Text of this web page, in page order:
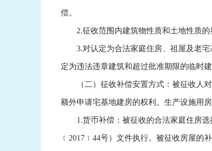
偿。
2.征收范围内建筑物性质和土地性质的
3.对认定为合法家庭住房、祖屋及老宅
定为违法违章建筑和超过批准期限的临时建
（二）征收补偿安置方式：被征收人对
额外申请宅基地建房的权利。生产设施用
1.货币补偿：被征收的合法家庭住房选
﹝2017﹞44号）文件执行。被征收房屋